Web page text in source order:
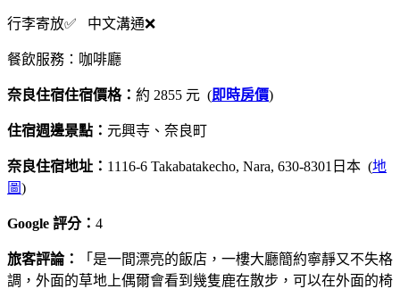
行李寄放✅ 中文溝通❌
餐飲服務：咖啡廳
奈良住宿住宿價格： 約 2855 元 (即時房價)
住宿週邊景點： 元興寺、奈良町
奈良住宿地址： 1116-6 Takabatakecho, Nara, 630-8301日本 (地
圖)
Google 評分： 4
旅客評論：
「是一間漂亮的飯店，一樓大廳簡約寧靜又不失格
調，外面的草地上偶爾會看到幾隻鹿在散步，可以在外面的椅